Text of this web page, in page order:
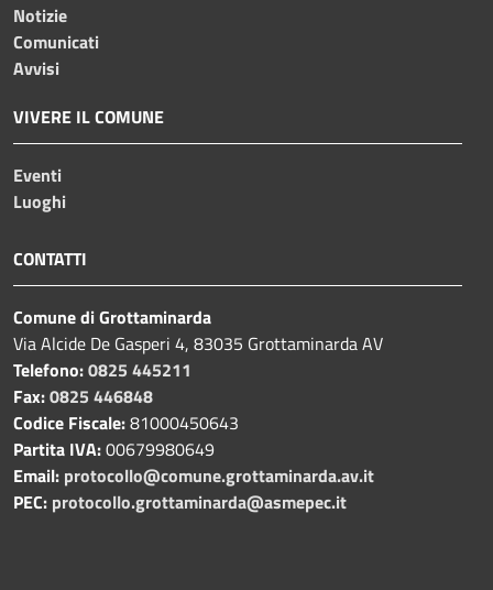
Notizie
Comunicati
Avvisi
VIVERE IL COMUNE
Eventi
Luoghi
CONTATTI
Comune di Grottaminarda
Via Alcide De Gasperi 4, 83035 Grottaminarda AV
Telefono:0825 445211
Fax:0825 446848
Codice Fiscale:81000450643
Partita IVA:00679980649
Email: protocollo@comune.grottaminarda.av.it
PEC: protocollo.grottaminarda@asmepec.it